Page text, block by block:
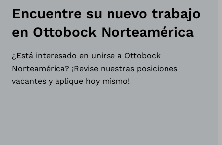
Encuentre su nuevo trabajo
en Ottobock Norteamérica
¿Está interesado en unirse a Ottobock
Norteamérica? ¡Revise nuestras posiciones
vacantes y aplique hoy mismo!